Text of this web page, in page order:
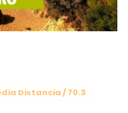
Distancia / 70.3